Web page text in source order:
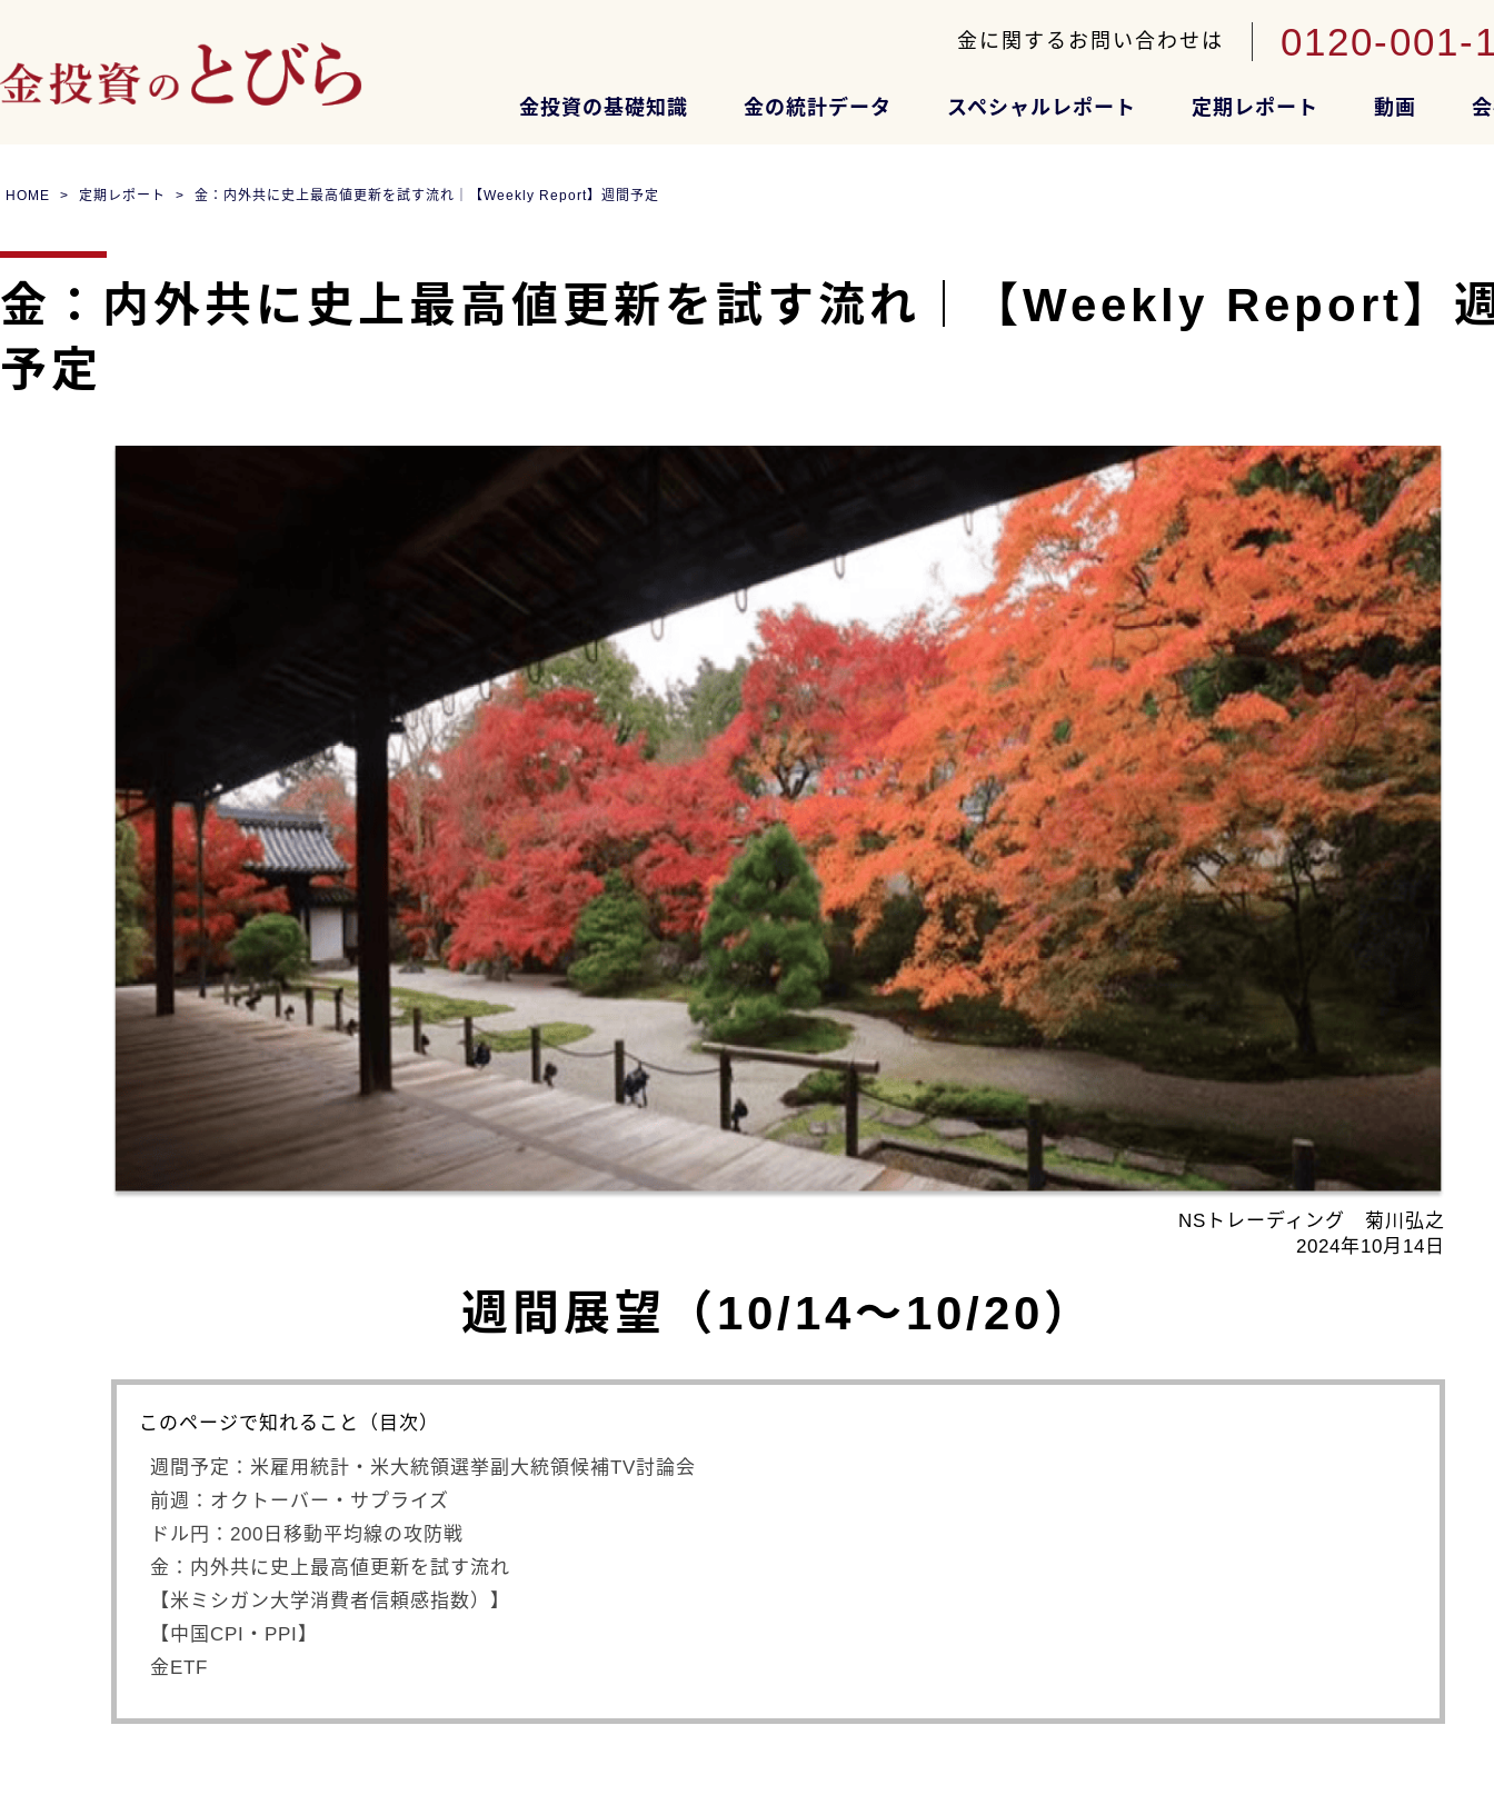
金に関するお問い合わせは 0120-001-
金投資の基礎知識 金の統計データ スペシャルレポート 定期レポート 動画
HOME 定期レポート 金：内外共に史上最高値更新を試す流れ｜【Weekly Report】週間予定
金：内外共に史上最高値更新を試す流れ｜【Weekly Report】
予定
NSトレーディング 菊川弘之
2024年10月14日
週間展望（10/14～10/20）
このページで知れること（目次）
週間予定：米雇用統計・米大統領選挙副大統領候補TV討論会
前週：オクトーバー・サプライズ
ドル円：200日移動平均線の攻防戦
金：内外共に史上最高値更新を試す流れ
【米ミシガン大学消費者信頼感指数）】
【中国CPI・PPI】
金ETF